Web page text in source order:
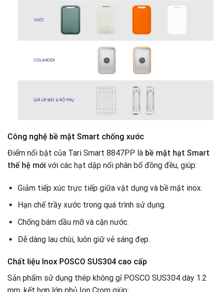
Công nghệ bề mặt Smart chống xước
Điểm nổi bật của Tari Smart 8847PP là bề mặt hạt Smart
thế hệ mới với các hạt dập nổi phân bố đồng đều, giúp:
Giảm tiếp xúc trực tiếp giữa vật dụng và bề mặt inox.
Hạn chế trầy xước trong quá trình sử dụng.
Chống bám dầu mỡ và cặn nước.
Dễ dàng lau chùi, luôn giữ vẻ sáng đẹp.
Chất liệu Inox POSCO SUS304 cao cấp
Sản phẩm sử dụng thép không gỉ POSCO SUS304 dày 1.2